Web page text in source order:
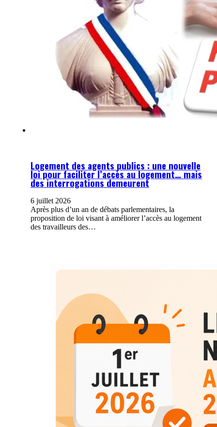
Logement des agents publics : une nouvelle
loi pour faciliter l’accès au logement… mais
des interrogations demeurent
6 juillet 2026
Après plus d’un an de débats parlementaires, la
proposition de loi visant à améliorer l’accès au logement
des travailleurs des…